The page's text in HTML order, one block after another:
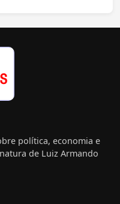
política, economia e
de Luiz Armando